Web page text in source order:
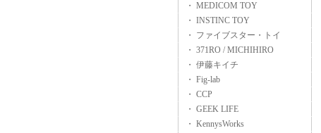
・ MEDICOM TOY
・ INSTINC TOY
・ ファイブスター・トイ
・ 371RO / MICHIHIRO
・ 伊藤キイチ
・ Fig-lab
・ CCP
・ GEEK LIFE
・ KennysWorks